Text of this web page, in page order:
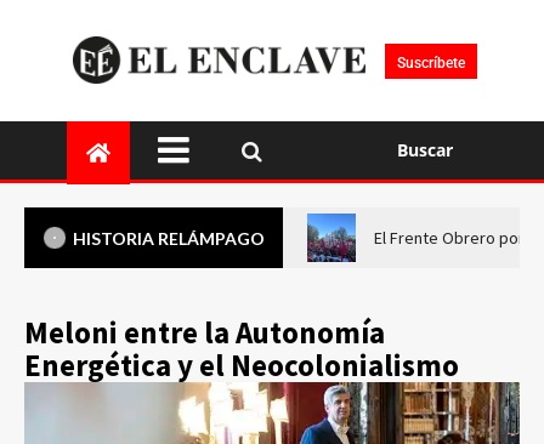
Suscríbete
Buscar
HISTORIA RELÁMPAGO El Frente Obrero pone
Meloni entre la Autonomía
Energética y el Neocolonialismo